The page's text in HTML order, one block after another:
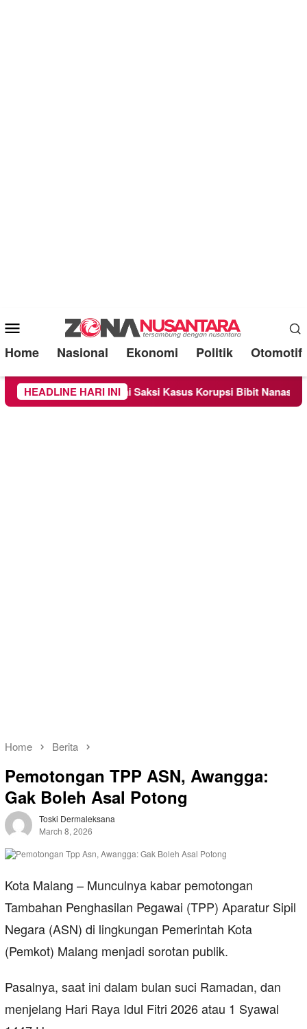
Mobile
Menu
Home Nasional Ekonomi Politik Otomotif
HEADLINE HARI INI
Sebagai Saksi Kasus Korupsi Bibit Nanas Sulsel Rp
Home Berita
Pemotongan TPP ASN, Awangga:
Gak Boleh Asal Potong
Toski Dermaleksana
March 8, 2026
Kota Malang – Munculnya kabar pemotongan
Tambahan Penghasilan Pegawai (TPP) Aparatur Sipil
Negara (ASN) di lingkungan Pemerintah Kota
(Pemkot) Malang menjadi sorotan publik.
Pasalnya, saat ini dalam bulan suci Ramadan, dan
menjelang Hari Raya Idul Fitri 2026 atau 1 Syawal